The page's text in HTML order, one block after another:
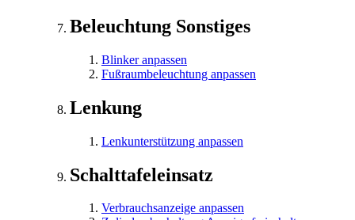
Beleuchtung Sonstiges
Blinker anpassen
Fußraumbeleuchtung anpassen
Lenkung
Lenkunterstützung anpassen
Schalttafeleinsatz
Verbrauchsanzeige anpassen